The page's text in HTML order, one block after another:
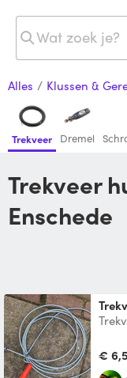
Alles / Klussen &
Trekveer Dremel
Trekveer huren van je buren in
Enschede
€